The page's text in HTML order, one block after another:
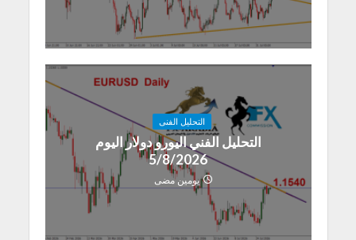
التحليل الفنى
التحليل الفني اليورو دولار اليوم
5/8/2026
يومين مضى